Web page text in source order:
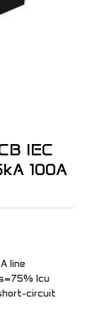
IEC
100A
line
Icu
circuit